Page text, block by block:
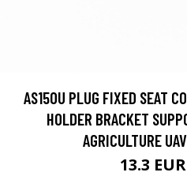
AS150U PLUG FIXED SEAT
HOLDER BRACKET
AGRICULTURE
13.3 EUR